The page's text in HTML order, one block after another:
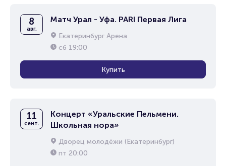
8
авг.
Матч Урал - Уфа. PARI Первая Лига
Екатеринбург Арена
сб 19:00
Купить
11
сент.
Концерт «Уральские Пельмени.
Школьная нора»
Дворец молодёжи (Екатеринбург)
пт 20:00